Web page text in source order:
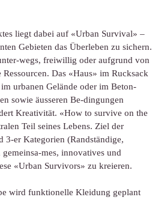
liegt dabei auf «Urban Survival» –
Gebieten das Überleben zu sichern.
wegs, freiwillig oder aufgrund von
Das «Haus» im Rucksack
urbanen Gelände oder im Beton-
sowie äusseren Be-dingungen
Kreativität. «How to survive on the
Teil seines Lebens. Ziel der
3-er Kategorien (Randständige,
mes, innovatives und
«Urban Survivors» zu kreieren.
wird funktionelle Kleidung geplant